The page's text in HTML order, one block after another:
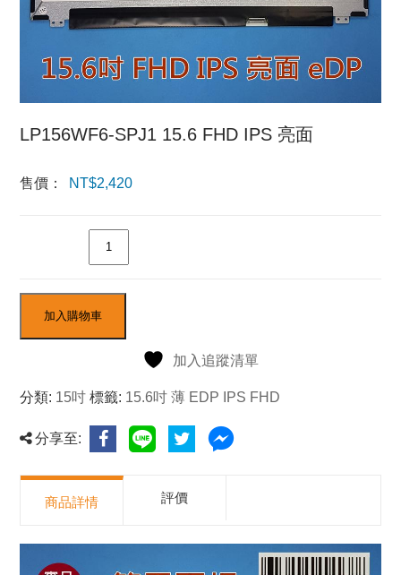
LP156WF6-SPJ1 15.6 FHD IPS 亮面
售價： NT$2,420
加入購物車
加入追蹤清單
分類: 15吋 標籤: 15.6吋 薄 EDP IPS FHD
分享至:
商品詳情 評價